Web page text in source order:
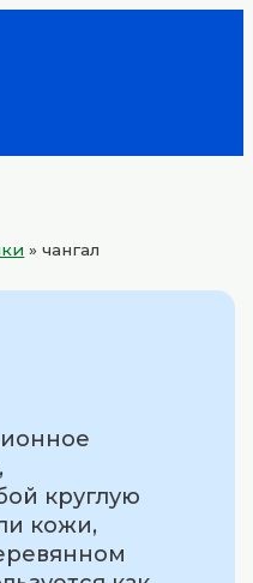
»чангал
круглую
кожи,